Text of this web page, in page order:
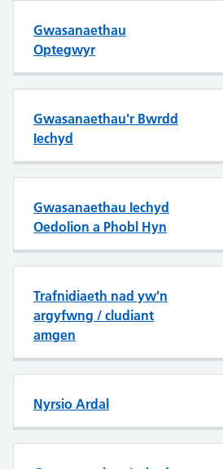
Gwasanaethau
Optegwyr
Gwasanaethau'r Bwrdd
Iechyd
Gwasanaethau Iechyd
Oedolion a Phobl Hyn
Trafnidiaeth nad yw'n
argyfwng / cludiant
amgen
Nyrsio Ardal